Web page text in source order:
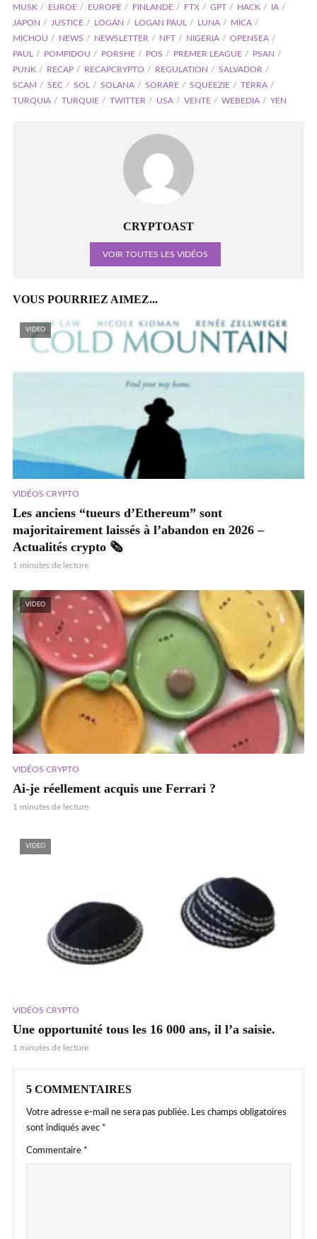
MUSK EUROE EUROPE FINLANDE FTX GPT HACK
IA
JAPON
JUSTICE LOGAN LOGAN PAUL LUNA
MICA
MICHOU
NEWS NEWSLETTER NFT NIGERIA
OPENSEA
PAUL
POMPIDOU PORSHE POS PREMER LEAGUE
PSAN
PUNK
RECAP RECAPCRYPTO REGULATION
SALVADOR
SCAM
SEC SOL SOLANA SORARE SQUEEZIE
TERRA
TURQUIA
TURQUIE TWITTER USA VENTE WEBEDIA YEN
CRYPTOAST
VOIR TOUTES LES VIDÉOS
VOUS POURRIEZ AIMEZ...
VIDEO
VIDÉOS CRYPTO
Les anciens “tueurs d’Ethereum” sont
majoritairement laissés à l’abandon en 2026 –
Actualités crypto 🗞️
1 minutes de lecture
VIDEO
VIDÉOS CRYPTO
Ai-je réellement acquis une Ferrari ?
1 minutes de lecture
VIDEO
VIDÉOS CRYPTO
Une opportunité tous les 16 000 ans, il l’a saisie.
1 minutes de lecture
5 COMMENTAIRES
Votre adresse e-mail ne sera pas publiée. Les champs obligatoires
sont indiqués avec *
Commentaire *